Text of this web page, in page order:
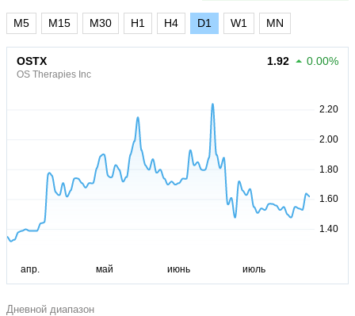
M5 M15 M30 H1 H4 D1 W1 MN
OSTX
OS Therapies Inc
1.92 0.00%
Дневной диапазон